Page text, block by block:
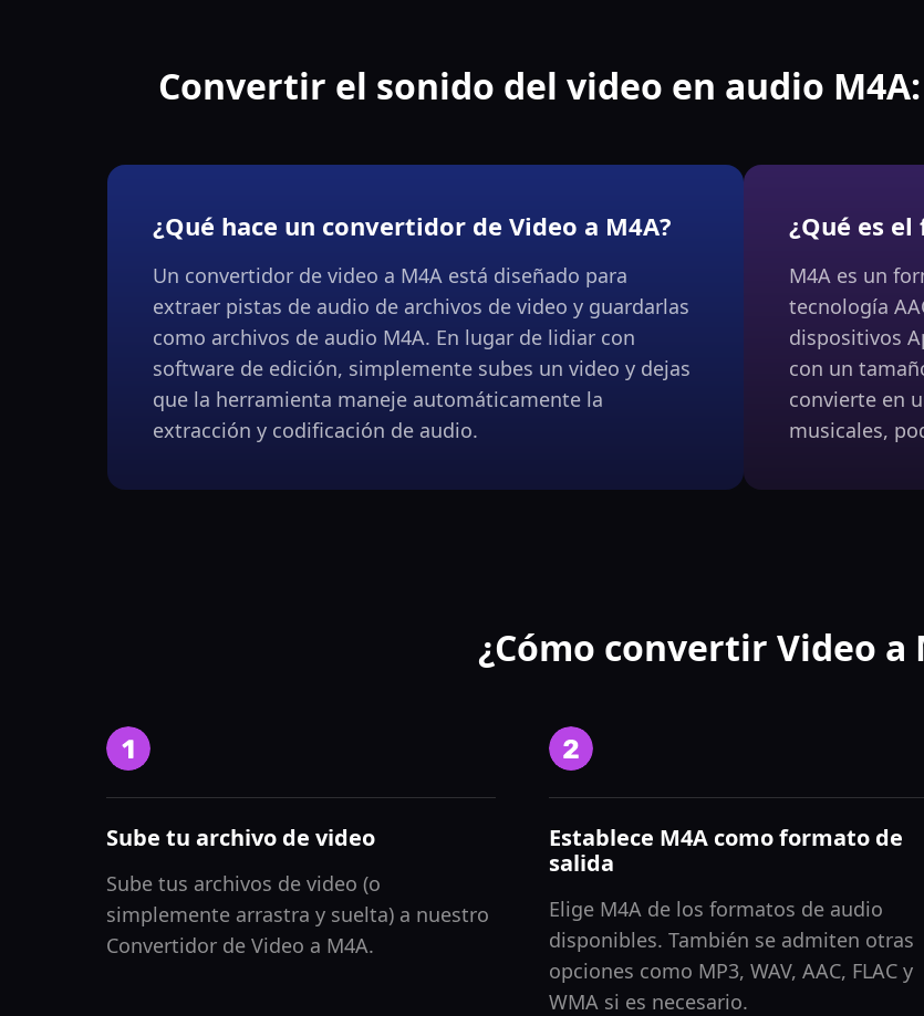
Convertir el sonido del video en audio
¿Qué hace un convertidor de Video a M4A?
Un convertidor de video a M4A está diseñado para
extraer pistas de audio de archivos de video y guardarlas
como archivos de audio M4A. En lugar de lidiar con
software de edición, simplemente subes un video y dejas
que la herramienta maneje automáticamente la
extracción y codificación de audio.
¿Qué es
M4A es un
tecnología
dispositivos
con un
convierte en
musicales,
¿Cómo convertir Video a
Sube tu archivo de video
Sube tus archivos de video (o
simplemente arrastra y suelta) a nuestro
Convertidor de Video a M4A.
Establece M4A como formato de
salida
Elige M4A de los formatos de audio
disponibles. También se admiten otras
opciones como MP3, WAV, AAC, FLAC y
WMA si es necesario.